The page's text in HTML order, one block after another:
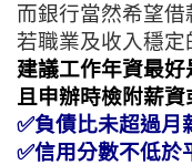
而銀行當然希望借
若職業及收入穩定
建議工作年資最好
且申辦時檢附薪資
✅負債比未超過月
✅信用分數不低於